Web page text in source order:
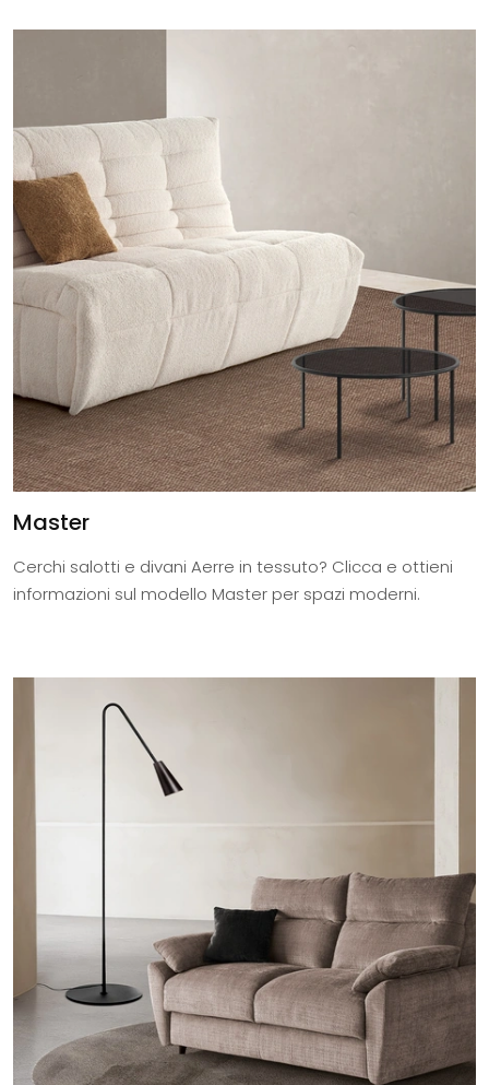
Master
Cerchi salotti e divani Aerre in tessuto? Clicca e ottieni
informazioni sul modello Master per spazi moderni.